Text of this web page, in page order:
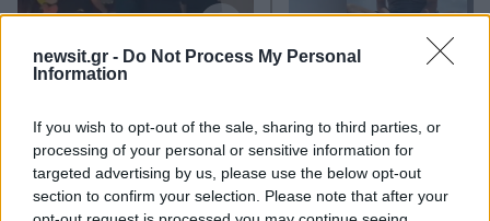
newsit.gr - Do Not Process My Personal
Information
If you wish to opt-out of the sale, sharing to third parties, or
processing of your personal or sensitive information for
targeted advertising by us, please use the below opt-out
section to confirm your selection. Please note that after your
Στη ΓΑΔΑ η 46χρονη που
κατηγορείται για
της Μαρφίν - Μεταφέρθηκε
απευθείας από το
αεροδρόμιο
«Αφιέρωσε τη ζωή της
δήλωση της
της 38χρονης Λίζα
βρέθηκε νεκρή
Κυψέλη